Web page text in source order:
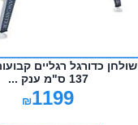
שולחן כדורגל רגליים
137 ס"מ ענק ...
₪1199